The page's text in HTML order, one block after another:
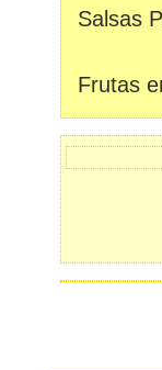
Salsas
Frutas